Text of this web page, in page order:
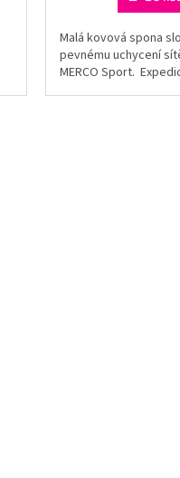
Malá kovová spona
pevnému uchycení
MERCO Sport.